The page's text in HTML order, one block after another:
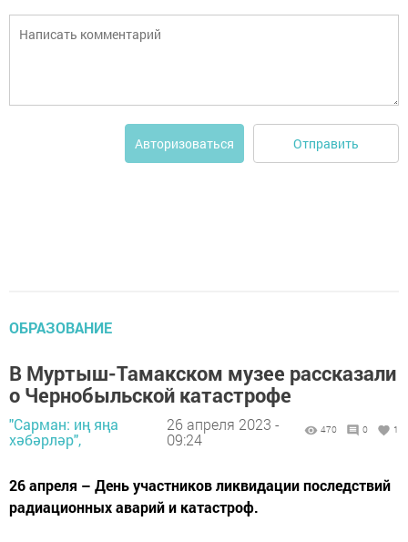
Авторизоваться Отправить
ОБРАЗОВАНИЕ
В Муртыш-Тамакском музее рассказали
о Чернобыльской катастрофе
"Сарман: иң яңа
хәбәрләр",
26 апреля 2023 -
09:24
470 0 1
26 апреля – День участников ликвидации последствий
радиационных аварий и катастроф.